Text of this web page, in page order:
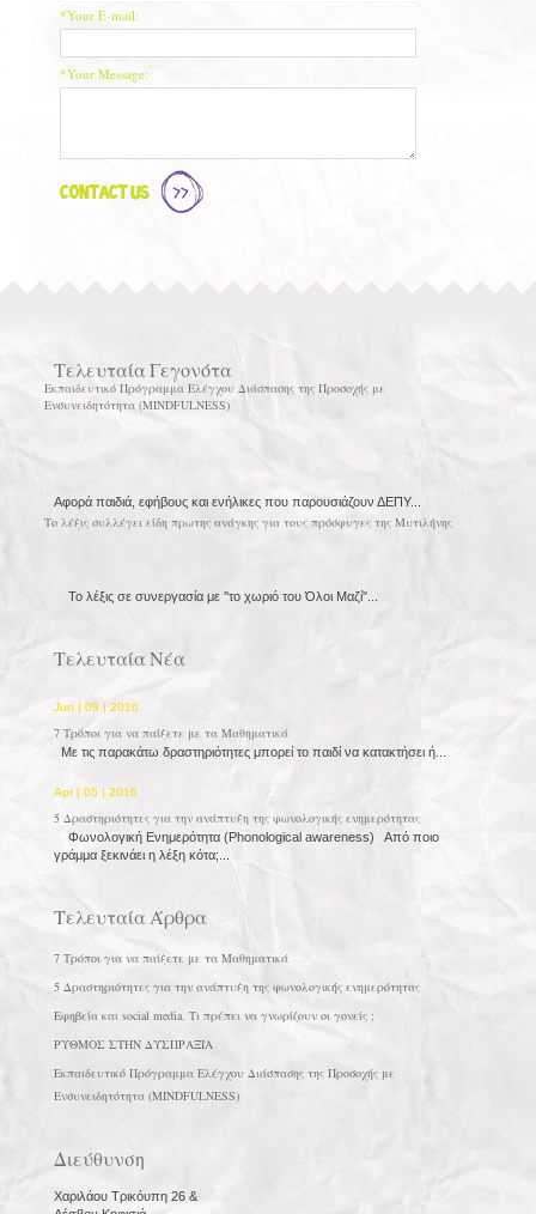
*Your E-mail:
*Your Message:
Contact Us
Τελευταία Γεγονότα
Εκπαιδευτικό Πρόγραμμα Ελέγχου Διάσπασης της Προσοχής με
Ενσυνειδητότητα (MINDFULNESS)
Αφορά παιδιά, εφήβους και ενήλικες που παρουσιάζουν ΔΕΠΥ...
Το λέξις συλλέγει είδη πρωτης ανάγκης για τους πρόσφυγες της Μυτιλήνης
Το λέξις σε συνεργασία με ''το χωριό του Όλοι Μαζί''...
Τελευταία Νέα
Jun | 09 | 2016
7 Τρόποι για να παίξετε με τα Μαθηματικά
Με τις παρακάτω δραστηριότητες μπορεί το παιδί να κατακτήσει ή...
Apr | 05 | 2016
5 Δραστηριότητες για την ανάπτυξη της φωνολογικής ενημερότητας
Φωνολογική Ενημερότητα (Phonological awareness) Από ποιο
γράμμα ξεκινάει η λέξη κότα;...
Τελευταία Άρθρα
7 Τρόποι για να παίξετε με τα Μαθηματικά
5 Δραστηριότητες για την ανάπτυξη της φωνολογικής ενημερότητας
Εφηβεία και social media. Τι πρέπει να γνωρίζουν οι γονείς ;
ΡΥΘΜΟΣ ΣΤΗΝ ΔΥΣΠΡΑΞΙΑ
Εκπαιδευτικό Πρόγραμμα Ελέγχου Διάσπασης της Προσοχής με
Ενσυνειδητότητα (MINDFULNESS)
Διεύθυνση
Χαριλάου Τρικόυπη 26 &